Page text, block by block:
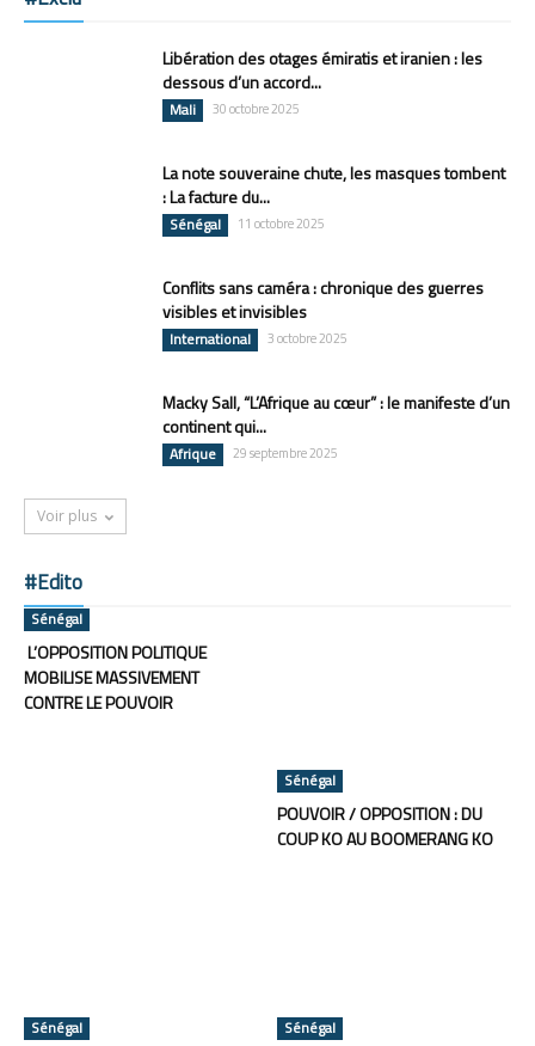
Libération des otages émiratis et iranien : les
dessous d’un accord...
Mali 30 octobre 2025
La note souveraine chute, les masques tombent
: La facture du...
Sénégal 11 octobre 2025
Conflits sans caméra : chronique des guerres
visibles et invisibles
International 3 octobre 2025
Macky Sall, “L’Afrique au cœur” : le manifeste d’un
continent qui...
Afrique 29 septembre 2025
Voir plus
#Edito
Sénégal
L’OPPOSITION POLITIQUE
MOBILISE MASSIVEMENT
CONTRE LE POUVOIR
Sénégal
POUVOIR / OPPOSITION : DU
COUP KO AU BOOMERANG KO
Sénégal Sénégal